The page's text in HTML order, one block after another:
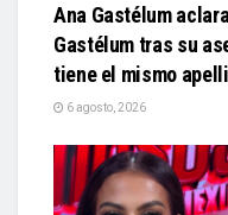
Ana Gastélum
Gastélum tras su
tiene el mismo
6 agosto, 2026